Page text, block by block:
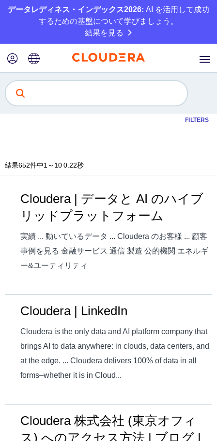
データレディネス・インデックス2026: AI を活用して成功
するための基盤について学びましょう。
結果を見る
FILTERS
結果652件中1 ～ 100.22秒
Cloudera | データと AI のハイブ
リッドプラットフォーム
実績 ... 動いているデータ ... Cloudera のお客様 ... 顧客
事例を見る 金融サービス 通信 製造 公的機関 エネルギ
ー&ユーティリティ
Cloudera | LinkedIn
Cloudera is the only data and AI platform company that
brings AI to data anywhere: in clouds, data centers, and
at the edge. ... Cloudera delivers 100% of data in all
forms–whether it is in Cloud...
Cloudera 株式会社 (東京オフィ
ス) へのアクセス方法 | ブログ |